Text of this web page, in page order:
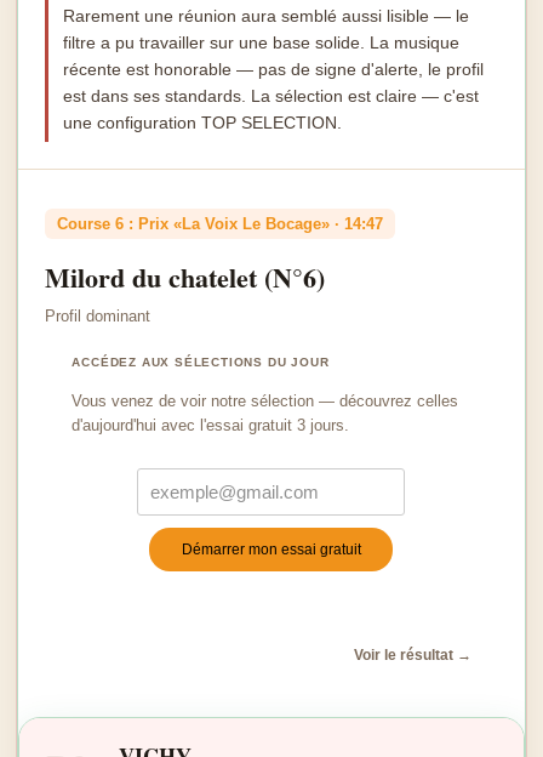
Rarement une réunion aura semblé aussi lisible — le
filtre a pu travailler sur une base solide. La musique
récente est honorable — pas de signe d'alerte, le profil
est dans ses standards. La sélection est claire — c'est
une configuration TOP SELECTION.
Course 6 : Prix «La Voix Le Bocage» · 14:47
Milord du chatelet (N°6)
Profil dominant
ACCÉDEZ AUX SÉLECTIONS DU JOUR
Vous venez de voir notre sélection — découvrez celles
d'aujourd'hui avec l'essai gratuit 3 jours.
Démarrer mon essai gratuit
Voir le résultat →